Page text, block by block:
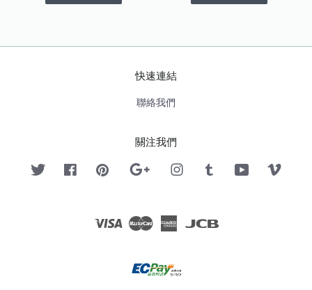
快速連結
聯絡我們
關注我們
Twitter FacebookPinterest Google InstagramTumblr YouTube
Visa Master American